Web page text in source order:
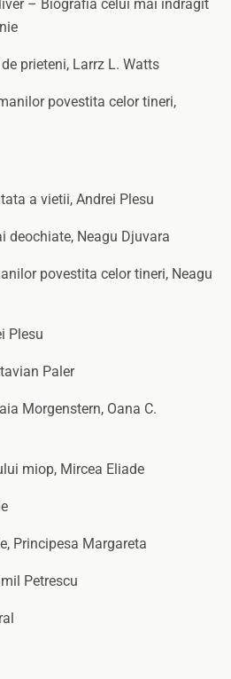
– Biografia celui mai indragit
prieteni, Larrz L. Watts
povestita celor tineri,
a vietii, Andrei Plesu
deochiate, Neagu Djuvara
povestita celor tineri, Neagu
Plesu
Paler
Morgenstern, Oana C.
miop, Mircea Eliade
Principesa Margareta
Petrescu